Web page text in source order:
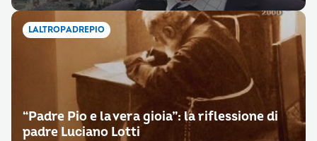
LALTROPADREPIO
“Padre Pio e la vera gioia”: la riflessione di
padre Luciano Lotti